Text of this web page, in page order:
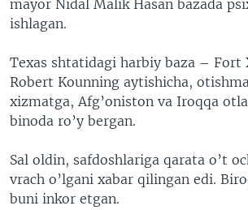
VASHINGTON CHOYXONASI
MOBIL-SALOM!
VIDEO
XABARLAR SURATLARDA
YOUTUBE
INSTAGRAM
ODNOKLASSNIKI
TELEGRAM
TWITTER
EDITORIAL
mayor Nidal Malik Hasan bazada
ishlagan.
Texas shtatidagi harbiy baza – Fort
Robert Kounning aytishicha,
xizmatga, Afg’oniston va Iroqqa
binoda ro’y bergan.
Sal oldin, safdoshlariga qarata o’t
vrach o’lgani xabar qilingan edi.
buni inkor etgan.